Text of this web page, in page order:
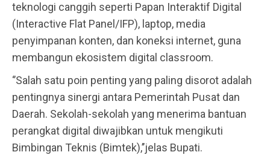
teknologi canggih seperti Papan Interaktif Digital
(Interactive Flat Panel/IFP), laptop, media
penyimpanan konten, dan koneksi internet, guna
membangun ekosistem digital classroom.
‘’Salah satu poin penting yang paling disorot adalah
pentingnya sinergi antara Pemerintah Pusat dan
Daerah. Sekolah-sekolah yang menerima bantuan
perangkat digital diwajibkan untuk mengikuti
Bimbingan Teknis (Bimtek),’’jelas Bupati.